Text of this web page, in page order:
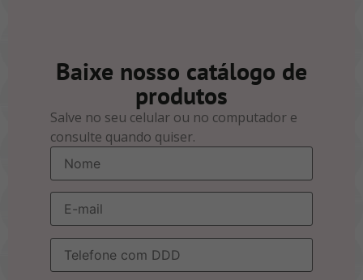
Baixe nosso catálogo de
produtos
Salve no seu celular ou no computador e
consulte quando quiser.